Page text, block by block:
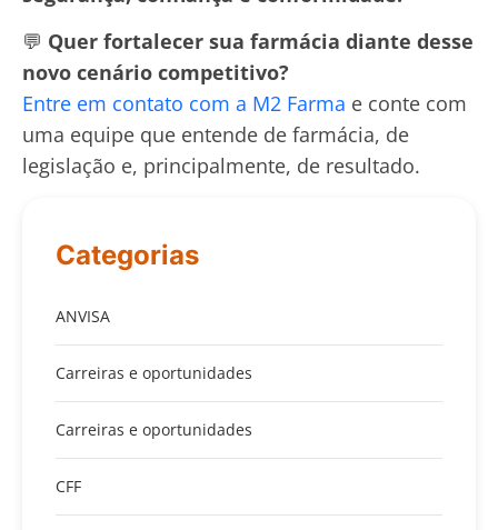
💬 Quer fortalecer sua farmácia diante desse
novo cenário competitivo?
Entre em contato com a M2 Farma e conte com
uma equipe que entende de farmácia, de
legislação e, principalmente, de resultado.
Categorias
ANVISA
Carreiras e oportunidades
Carreiras e oportunidades
CFF